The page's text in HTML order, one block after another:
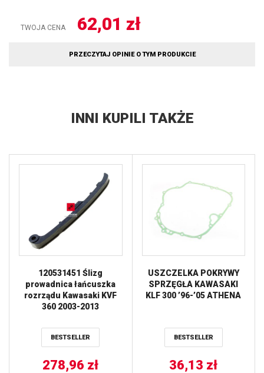
TWOJA CENA 62,01 zł
PRZECZYTAJ OPINIE O TYM PRODUKCIE
INNI KUPILI TAKŻE
120531451 Ślizg
prowadnica łańcuszka
rozrządu Kawasaki KVF
360 2003-2013
BESTSELLER
278,96 zł
USZCZELKA POKRYWY
SPRZĘGŁA KAWASAKI
KLF 300 ’96-’05 ATHENA
BESTSELLER
36,13 zł